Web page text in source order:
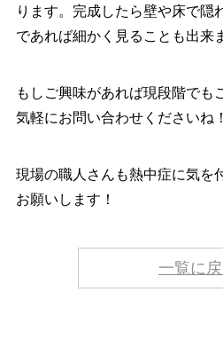
ります。完成したら壁や床で隠
であれば細かく見ることも出来
もしご興味があれば現段階でも
気軽にお問い合わせくださいね！
現場の職人さんも熱中症に気を
お願いします！
一覧に